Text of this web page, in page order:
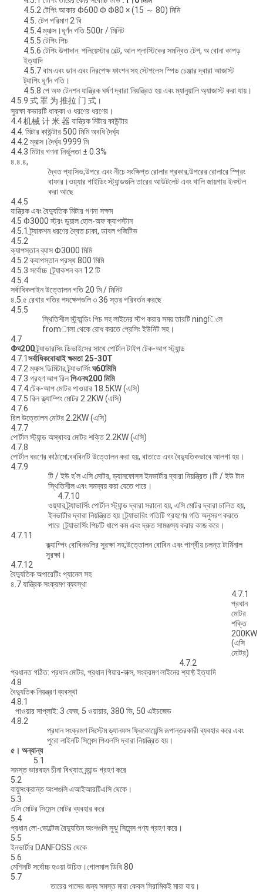
4.5.2 টেপিং আকার Φ600 Φ Φ80 × (15 ～ 80) মিমি
4.5. টেপ পরিমাণ 2 বি
4.5.4 ম্যাক্স।ঘূর্ণন গতি 500r / মিনিট
4.5.5 টেপিং পিচ
4.5.6 টেপিং উপাদান: পলিয়েস্টার বেল্ট, আল প্লাস্টিকের সমন্বিত টেপ, অ বোনা কাপড়
ইত্যাদি
4.5.7 বাম এবং ডান এবং নিরপেক্ষ ফাংশন সহ স্টেপলেস স্পিড চেঞ্জার দ্বারা আজাস্ট
ট্যাপিং ঘূর্ণন গতি।
4.5.8 পে অফ টেনশন যান্ত্রিক ঘর্ষণ দ্বারা নিয়ন্ত্রিত হয় এবং ম্যানুয়ালি অ্যাজাস্ট করা যায়।
4.5.9 式 罩 为 推拉 门 式।
সুরক্ষা কভারটি ধাক্কা ও ধরণের ধরণের।
4.4 机械 计 米 器 যান্ত্রিক মিটার কাউন্টার
4.4. মিটার কাউন্টার 500 মিমি অবধি দৈর্ঘ্য
4.4.2 ম্যাক্স।দৈর্ঘ্য 9999 মি
4.4.3 মিটার গণনা নির্ভুলতা ± 0.3%
৪.৪.৪,
দ্বৈত প্যাসিভ;উপরে এবং নীচে সংক্ষিপ্ত রোলার প্রকার;উপরের রোলারে স্প্রিং
বাফার।ওয়্যার গাইডিং স্ট্যান্ডগুলি তারের আউটলেট এবং খালি জায়গায় ইনস্টল
করা আছে
4.4.5
যান্ত্রিক এবং বৈদ্যুতিক মিটার গণনা সক্ষম
4.5 Φ3000 স্ট্রং ডুয়াল হোল-অফ ক্যাপস্টান
4.5.1 ট্র্যাকশন ধরণের দ্বৈত চাকা, ডাবল পজিটিভ
4.5.2
ক্যাপস্তান ব্যাস Φ3000 মিমি
4.5.2 ক্যাপস্তান প্রস্থ 800 মিমি
4.5.3 সর্বোচ্চ।ট্র্যাকশন বল 12 টি
4.5.4
সর্বাধিকলাইন উত্তোলন গতি 20 মি / মিনিট
৪.5.৫ রেখার গতির পদক্ষেপগুলি ৩ 36 স্তর পরিবর্তন করছে
4.5.5
স্থিতিশীল স্ট্র্যান্ডিং পিচ সহ লাইনের স্টপ করার সময় তারটি ningিলে
fromালা থেকে রোধ করতে প্রেসিং ইউনিট সহ।
4.7
Φঘ200ট্র্যাভারসিং ডিভাইসের সাথে পোর্টাল টাইপ টেক-আপ স্ট্যান্ড
4.7.1সর্বাধিকবোঝাই ক্ষমতা 25-30T
4.7.2 ম্যাক্স.ডিমিটার ট্র্যাভার্সিংঘ60মিমি
4.7.3 গ্রহণ আপ রিলপিএনঘ200 মিমি
4.7.4 টেক-আপ মোটর পাওয়ার 18.5KW (এসি)
4.7.5 রিল ক্ল্যাম্পিং মোটর 2.2KW (এসি)
4.7.6
রিল উত্তোলন মোটর 2.2KW (এসি)
4.7.7
পোর্টাল স্ট্যান্ড অস্থাবর মোটর শক্তি 2.2KW (এসি)
4.7.8
পোর্টাল ধরণের কাঠামো;বববিনটি উত্তোলন করা হয়, বাতাতে এবং বৈদ্যুতিকভাবে আলগা হয়।
4.7.9
টি / ইউ হ'ল এসি মোটর, ড্যানফোসস ইনভার্টার দ্বারা নিয়ন্ত্রিত।টি / ইউ টান
স্থিতিশীল এবং সমন্বয় করা যেতে পারে।
4.7.10
ওয়্যার ট্র্যাভার্সিং পোর্টাল স্ট্যান্ড দ্বারা সরানো হয়, এসি মোটর দ্বারা চালিত হয়,
ইনভার্টার দ্বারা নিয়ন্ত্রিত হয়।ট্র্যাভারিং গতিটি গ্রহণের গতি অনুসরণ করতে
পারে।ট্র্যাভার্সিং পিচটি ধাপে কম এবং দ্রুত সামঞ্জস্য করার কাজ করে।
4.7.11
ক্ল্যাম্পিং বোবিনগুলির সুরক্ষা সহ;উত্তোলন বোবিন এবং পার্শ্বীয় চলন্ত টার্মিনাল
সুরক্ষা।
4.7.12
বৈদ্যুতিক অপারেটিং প্যানেল সহ
৪.7 যান্ত্রিক সংক্রমণ ব্যবস্থা
4.7.1
প্রধান
মোটর
শক্তি
200KW
(এসি
মোটর)
4.7.2
প্রধানত গঠিত: প্রধান মোটর, প্রধান গিয়ার-বাক্স, সংক্রমণ লাইনের শ্যাফ্ট ইত্যাদি
4.8
বৈদ্যুতিক নিয়ন্ত্রণ ব্যবস্থা
4.8.1
পাওয়ার সাপ্লাই: 3 ফেজ, 5 ওয়ায়ার, 380 ভি, 50 এইচজেড
4.8.2
প্রধান সংক্রমণ সিস্টেম ড্যানফস ফ্রিকোয়েন্সি রূপান্তরকারী ব্যবহার করে এবং
পুরো লাইনটি সিমেন্স পিএলসি দ্বারা নিয়ন্ত্রিত হয়।
৫। অন্যান্য
5.1
সমস্ত ভারবহন চীনা বিখ্যাত ব্র্যান্ড গ্রহণ করে
5.2
বায়ুসংক্রান্ত অংশগুলি এআইআরটিএসি থেকে।
5.3
এসি মোটর সিমেন্স মোটর ব্যবহার করে
5.4
প্রধান লো-ভোল্টেজ বৈদ্যুতিন অংশগুলি সুঝু সিমেন্স পণ্য গ্রহণ করে।
5.5
ইনভার্টার DANFOSS থেকে
5.6
মেশিনটি সর্বোচ্চ হওয়া উচিত।গোলমাল ডিবি 80
5.7
তারের পাসের জন্য সমস্ত মারা কেবল সিরামিকই মারা যায়।